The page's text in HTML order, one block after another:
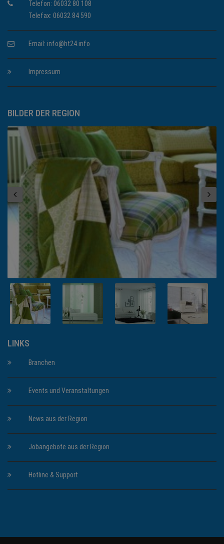
Telefon: 06032 80 108
Telefax: 06032 84 590
Email: info@ht24.info
Impressum
BILDER DER REGION
LINKS
Branchen
Events und Veranstaltungen
News aus der Region
Jobangebote aus der Region
Hotline & Support